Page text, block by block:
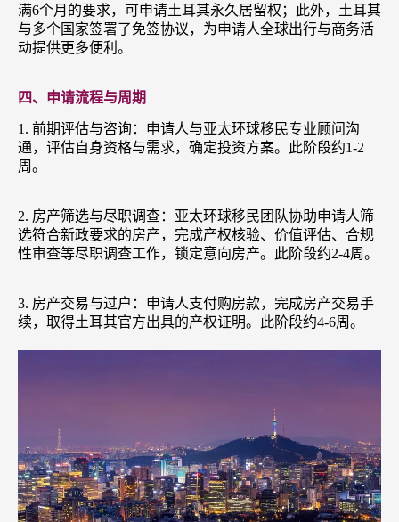
满6个月的要求，可申请土耳其永久居留权；此外，土耳其
与多个国家签署了免签协议，为申请人全球出行与商务活
动提供更多便利。
四、申请流程与周期
1. 前期评估与咨询：申请人与亚太环球移民专业顾问沟
通，评估自身资格与需求，确定投资方案。此阶段约1-2
周。
2. 房产筛选与尽职调查：亚太环球移民团队协助申请人筛
选符合新政要求的房产，完成产权核验、价值评估、合规
性审查等尽职调查工作，锁定意向房产。此阶段约2-4周。
3. 房产交易与过户：申请人支付购房款，完成房产交易手
续，取得土耳其官方出具的产权证明。此阶段约4-6周。